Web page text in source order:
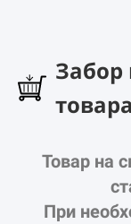
Забор
товара
Товар на
При